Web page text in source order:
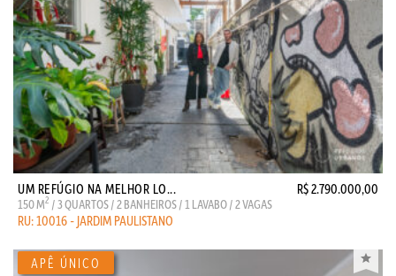
UM REFÚGIO NA MELHOR LO... R$ 2.790.000,00
150 M2 / 3 QUARTOS / 2 BANHEIROS / 1 LAVABO / 2 VAGAS
RU: 10016 - JARDIM PAULISTANO